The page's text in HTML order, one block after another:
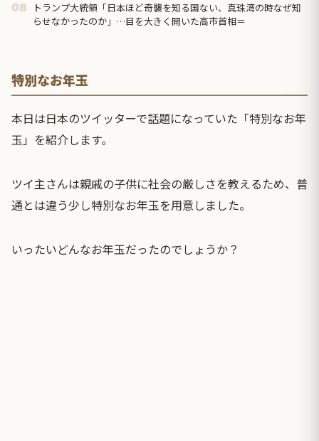
08
トランプ大統領「日本ほど奇襲を知る国ない、真珠湾の時なぜ知
らせなかったのか」…目を大きく開いた高市首相＝
特別なお年玉
本日は日本のツイッターで話題になっていた「特別なお年
玉」を紹介します。
ツイ主さんは親戚の子供に社会の厳しさを教えるため、普
通とは違う少し特別なお年玉を用意しました。
いったいどんなお年玉だったのでしょうか？